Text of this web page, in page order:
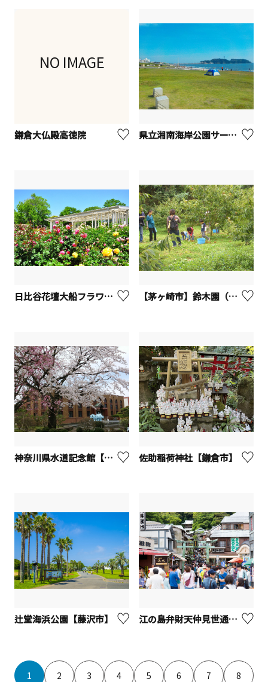
NO IMAGE
鎌倉大仏殿高徳院 県立湘南海岸公園サーフビレッジ【藤沢市】
日比谷花壇大船フラワーセンター【鎌倉市】 【茅ヶ崎市】鈴木園（果物狩り）
神奈川県水道記念館【寒川町】 佐助稲荷神社【鎌倉市】
辻堂海浜公園【藤沢市】 江の島弁財天仲見世通り【藤沢市】
1 2 3 4 5 6 7 8